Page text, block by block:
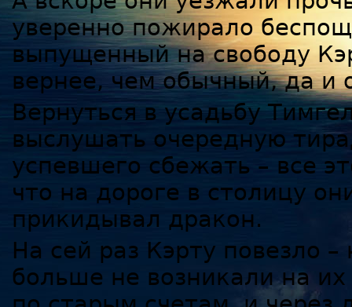
уверенно пожирало
выпущенный на свободу
вернее, чем обычный, да и
Вернуться в усадьбу
выслушать очередную
успевшего сбежать – все
что на дороге в столицу
прикидывал дракон.
На сей раз Кэрту повезло
больше не возникали на